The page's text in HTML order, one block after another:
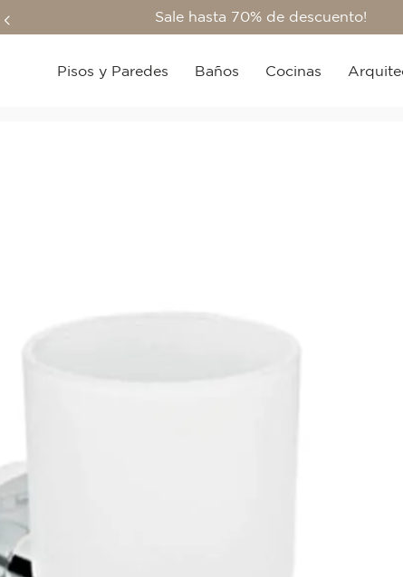
Sale hasta 70% de descuento!
Pisos y Paredes Baños Cocinas